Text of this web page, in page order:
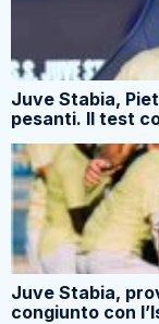
Juve Stabia,
pesanti. Il test
Juve Stabia,
congiunto con